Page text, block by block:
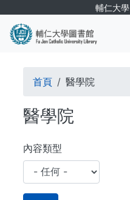
輔仁大學
導
航
連
結
首頁 醫學院
醫學院
內容類型